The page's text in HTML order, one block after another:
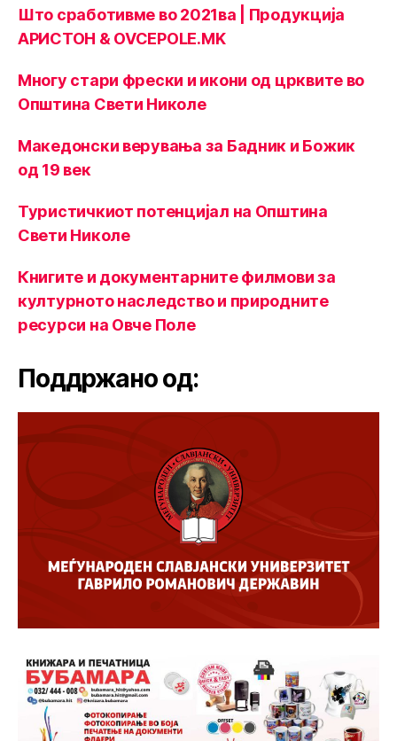
Што сработивме во 2021ва | Продукција
АРИСТОН & OVCEPOLE.MK
Многу стари фрески и икони од црквите во
Општина Свети Николе
Македонски верувања за Бадник и Божик
од 19 век
Туристичкиот потенцијал на Општина
Свети Николе
Книгите и документарните филмови за
културното наследство и природните
ресурси на Овче Поле
Поддржано од: